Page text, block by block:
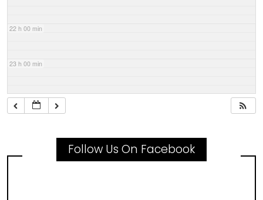
22 h 00 min
23 h 00 min
Follow Us On Facebook